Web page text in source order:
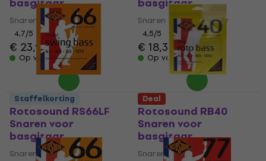
Snaren voor basgitaar
4,7/5
€ 23,90
Op voorraad
Snaren voor basgitaar
4,5/5
€ 18,30
Op voorraad
Rotosound RS66LF
Snaren voor
basgitaar
Snaren voor basgitaar
Rotosound RB40
Snaren voor
basgitaar
Snaren voor basgitaar
Staffelkorting Deal